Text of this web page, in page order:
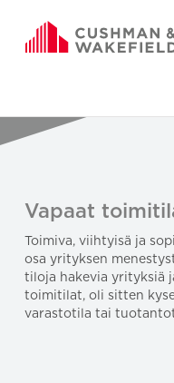
Vapaat
Toimiva, viihtyisä ja
osa yrityksen
tiloja hakevia yrityksiä
toimitilat, oli sitten
varastotila tai